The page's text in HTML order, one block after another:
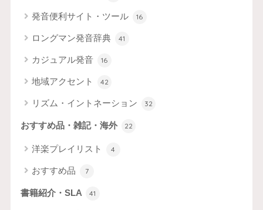
発音便利サイト・ツール 16
ロングマン発音辞典 41
カジュアル発音 16
地域アクセント 42
リズム・イントネーション 32
おすすめ品・雑記・海外 22
洋楽プレイリスト 4
おすすめ品 7
書籍紹介・SLA 41